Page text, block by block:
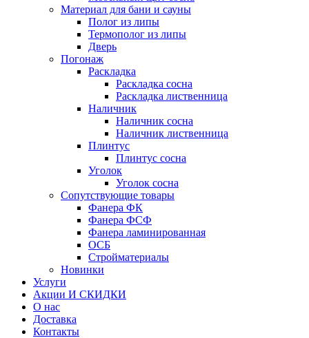
Материал для бани и сауны
Полог из липы
Термополог из липы
Дверь
Погонаж
Раскладка
Раскладка сосна
Раскладка лиственница
Наличник
Наличник сосна
Наличник лиственница
Плинтус
Плинтус сосна
Уголок
Уголок сосна
Сопутствующие товары
Фанера ФК
Фанера ФСФ
Фанера ламинированная
ОСБ
Стройматериалы
Новинки
Услуги
Акции И СКИДКИ
О нас
Доставка
Контакты